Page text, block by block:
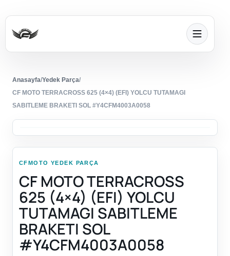
Anasayfa/Yedek Parça/
CF MOTO TERRACROSS 625 (4×4) (EFI) YOLCU TUTAMAGI
SABITLEME BRAKETI SOL #Y4CFM4003A0058
CFMOTO YEDEK PARÇA
CF MOTO TERRACROSS
625 (4×4) (EFI) YOLCU
TUTAMAGI SABITLEME
BRAKETI SOL
#Y4CFM4003A0058